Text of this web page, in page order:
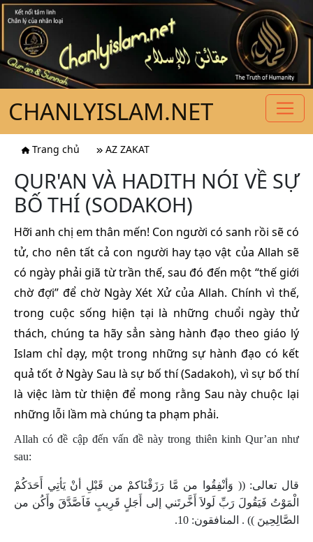
CHANLYISLAM.NET
Trang chủ AZ ZAKAT
QUR'AN VÀ HADITH NÓI VỀ SỰ
BỐ THÍ (SODAKOH)
Hỡi anh chị em thân mến! Con người có sanh rồi sẽ có
tử, cho nên tất cả con người hay tạo vật của Allah sẽ
có ngày phải giã từ trần thế, sau đó đến một “thế giới
chờ đợi” để chờ Ngày Xét Xử của Allah. Chính vì thế,
trong cuộc sống hiện tại là những chuổi ngày thử
thách, chúng ta hãy sẳn sàng hành đạo theo giáo lý
Islam chỉ dạy, một trong những sự hành đạo có kết
quả tốt ở Ngày Sau là sự bố thí (Sadakoh), vì sự bố thí
là việc làm từ thiện để mong rằng Sau này chuộc lại
những lỗi lầm mà chúng ta phạm phải.
Allah có đề cập đến vấn đề này trong thiên kinh Qur’an như
sau:
قال تعالى: (( وَأنْفِقُوا من مَّا رَزَقْنَاكمْ من قَبْلِ أنْ يَأتِي أَحَدَكُمْ
الْمَوْتُ فَيَقُولَ رَبِّ لَولاَ أَخَّرتَني إلى أَجَلٍ قَرِيبٍ فَاَصَّدَّقَ وأَكُن من
الصَّالِحِينَ )) . المنافقون: 10.